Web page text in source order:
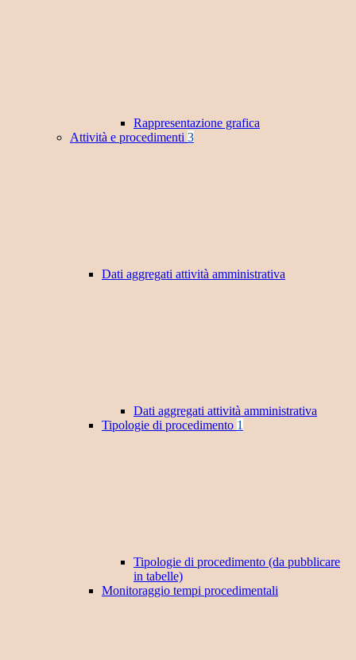
Rappresentazione grafica
Attività e procedimenti 3
Dati aggregati attività amministrativa
Dati aggregati attività amministrativa
Tipologie di procedimento 1
Tipologie di procedimento (da pubblicare
in tabelle)
Monitoraggio tempi procedimentali